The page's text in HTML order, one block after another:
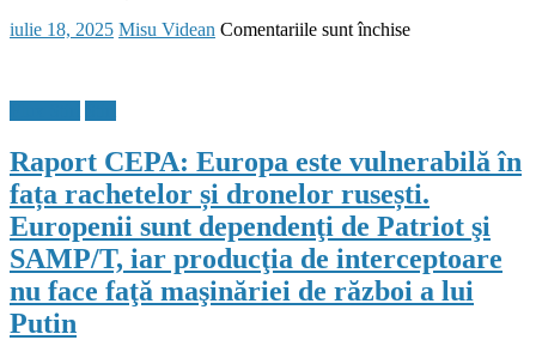
Sumy
Posted
iulie 18, 2025 Author
Misu Videan Comentariile sunt închisepentru
cu
al
18-
lea
pachet
de
sancțiuni:
Nord
Raport CEPA: Europa este vulnerabilă în
fața rachetelor și dronelor rusești.
Europenii sunt dependenţi de Patriot şi
SAMP/T, iar producţia de interceptoare
nu face faţă maşinăriei de război a lui
Putin